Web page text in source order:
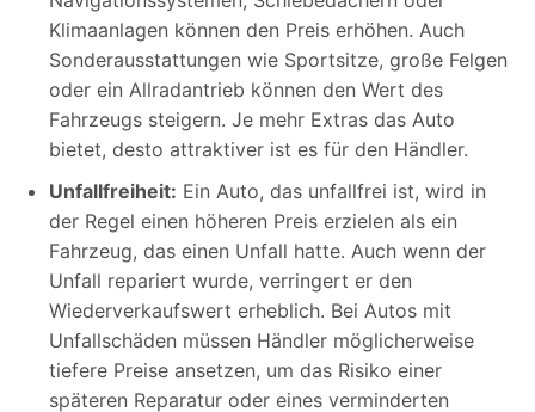
Klimaanlagen können den Preis erhöhen. Auch
Sonderausstattungen wie Sportsitze, große Felgen
oder ein Allradantrieb können den Wert des
Fahrzeugs steigern. Je mehr Extras das Auto
bietet, desto attraktiver ist es für den Händler.
Unfallfreiheit: Ein Auto, das unfallfrei ist, wird in
der Regel einen höheren Preis erzielen als ein
Fahrzeug, das einen Unfall hatte. Auch wenn der
Unfall repariert wurde, verringert er den
Wiederverkaufswert erheblich. Bei Autos mit
Unfallschäden müssen Händler möglicherweise
tiefere Preise ansetzen, um das Risiko einer
späteren Reparatur oder eines verminderten